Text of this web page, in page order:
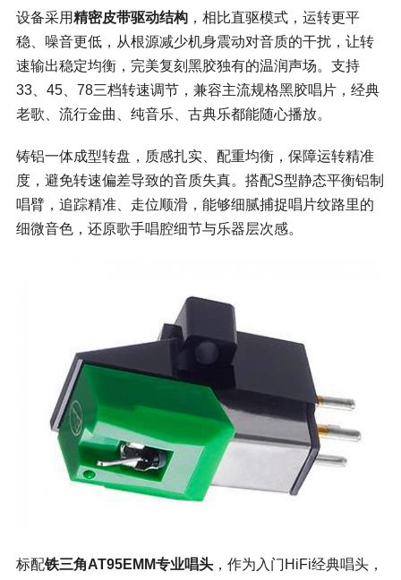
设备采用精密皮带驱动结构，相比直驱模式，运转更平
稳、噪音更低，从根源减少机身震动对音质的干扰，让转
速输出稳定均衡，完美复刻黑胶独有的温润声场。支持
33、45、78三档转速调节，兼容主流规格黑胶唱片，经典
老歌、流行金曲、纯音乐、古典乐都能随心播放。
铸铝一体成型转盘，质感扎实、配重均衡，保障运转精准
度，避免转速偏差导致的音质失真。搭配S型静态平衡铝制
唱臂，追踪精准、走位顺滑，能够细腻捕捉唱片纹路里的
细微音色，还原歌手唱腔细节与乐器层次感。
标配铁三角AT95EMM专业唱头，作为入门HiFi经典唱头，